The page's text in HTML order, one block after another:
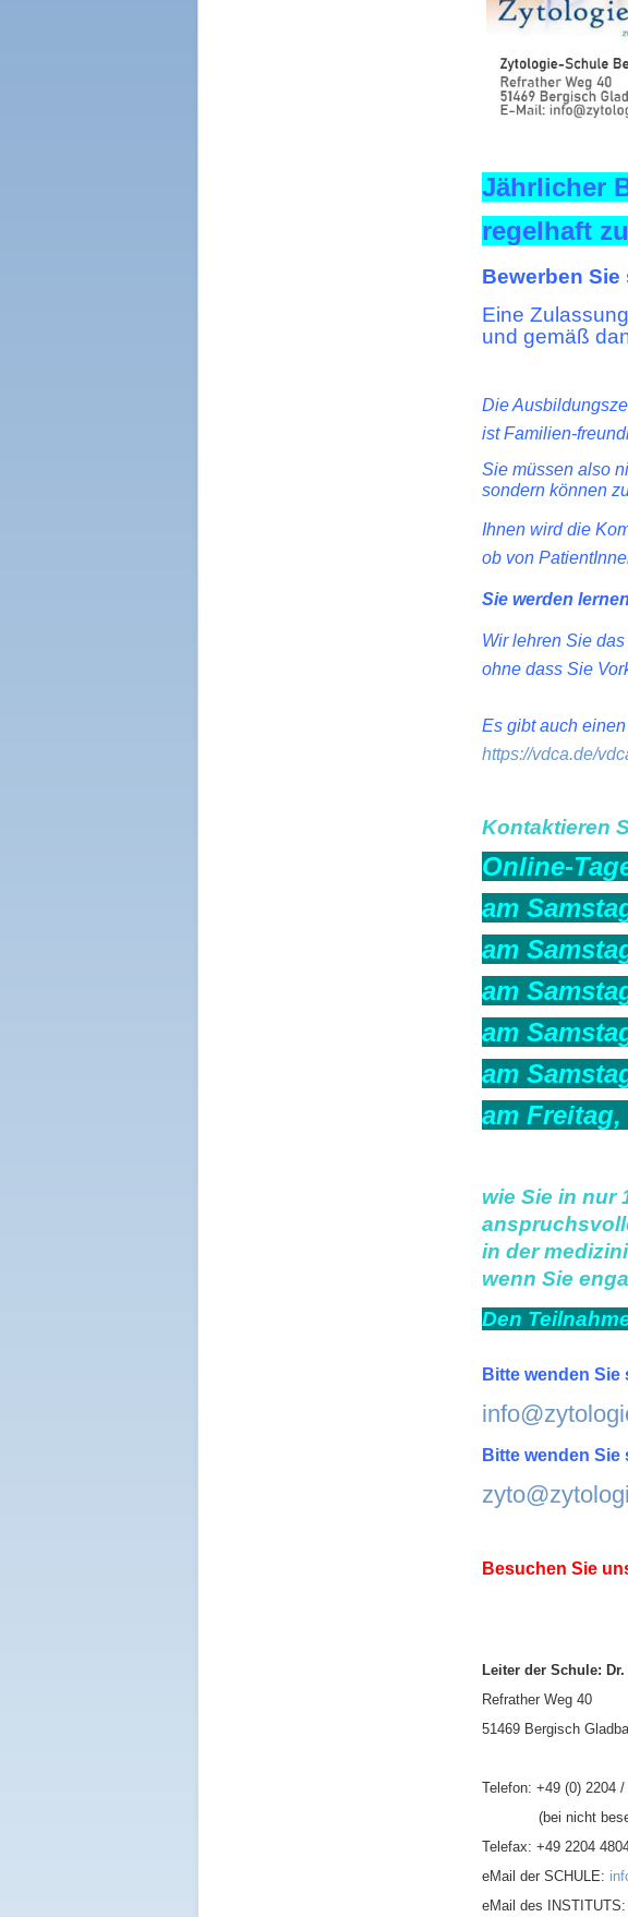
Jährlicher
regelhaft
Bewerben Sie
Eine
und gemäß
Die
ist Familien-
Sie müssen also
sondern können
Ihnen wird die
ob von
Sie werden
Wir lehren Sie
ohne dass Sie
Es gibt auch
https://vdca.de/
Kontaktieren
Online-
am
am
am
am
am
am Freitag,
wie Sie in nur
in der
wenn Sie
Den
Bitte wenden
Bitte wenden
Besuchen Sie
Leiter der Schule:
Refrather Weg 40
51469 Bergisch
Telefon: +49 (0) 2204
(bei nicht
Telefax: +49 2204
eMail der SCHULE:
eMail des INSTITUTS: